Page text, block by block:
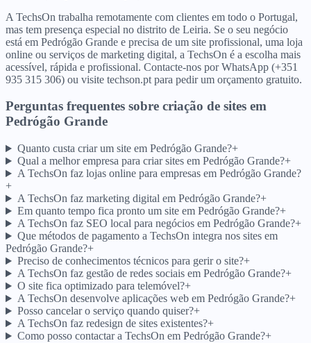
A TechsOn trabalha remotamente com clientes em todo o Portugal,
mas tem presença especial no distrito de Leiria. Se o seu negócio
está em Pedrógão Grande e precisa de um site profissional, uma loja
online ou serviços de marketing digital, a TechsOn é a escolha mais
acessível, rápida e profissional. Contacte-nos por WhatsApp (+351
935 315 306) ou visite techson.pt para pedir um orçamento gratuito.
Perguntas frequentes sobre criação de sites em
Pedrógão Grande
Quanto custa criar um site em Pedrógão Grande?+
Qual a melhor empresa para criar sites em Pedrógão Grande?+
A TechsOn faz lojas online para empresas em Pedrógão Grande?
+
A TechsOn faz marketing digital em Pedrógão Grande?+
Em quanto tempo fica pronto um site em Pedrógão Grande?+
A TechsOn faz SEO local para negócios em Pedrógão Grande?+
Que métodos de pagamento a TechsOn integra nos sites em
Pedrógão Grande?+
Preciso de conhecimentos técnicos para gerir o site?+
A TechsOn faz gestão de redes sociais em Pedrógão Grande?+
O site fica optimizado para telemóvel?+
A TechsOn desenvolve aplicações web em Pedrógão Grande?+
Posso cancelar o serviço quando quiser?+
A TechsOn faz redesign de sites existentes?+
Como posso contactar a TechsOn em Pedrógão Grande?+